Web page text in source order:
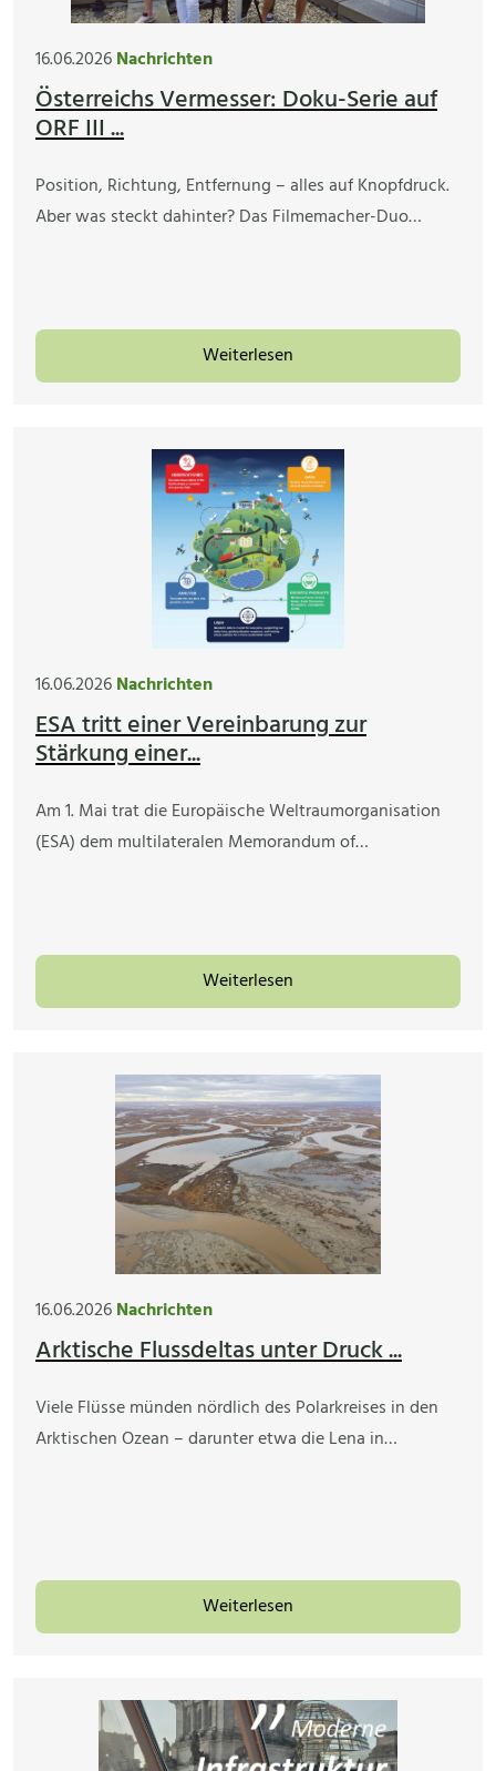
16.06.2026Nachrichten
Österreichs Vermesser: Doku-Serie auf
ORF III ...
Position, Richtung, Entfernung – alles auf Knopfdruck.
Aber was steckt dahinter? Das Filmemacher-Duo…
Weiterlesen
16.06.2026Nachrichten
ESA tritt einer Vereinbarung zur
Stärkung einer...
Am 1. Mai trat die Europäische Weltraumorganisation
(ESA) dem multilateralen Memorandum of…
Weiterlesen
16.06.2026Nachrichten
Arktische Flussdeltas unter Druck ...
Viele Flüsse münden nördlich des Polarkreises in den
Arktischen Ozean – darunter etwa die Lena in…
Weiterlesen